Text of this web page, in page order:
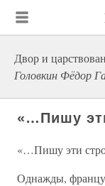
Двор и
Головкин Фёдор
«…Пишу
«…Пишу эти
Однажды,